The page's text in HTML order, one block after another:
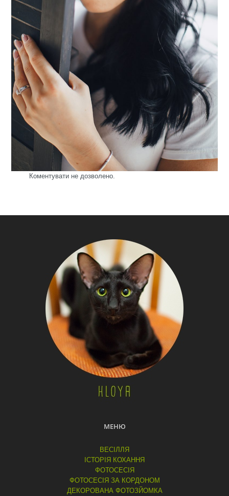
Коментувати не дозволено.
МЕНЮ
ВЕСІЛЛЯ
ІСТОРІЯ КОХАННЯ
ФОТОСЕСІЯ
ФОТОСЕСІЯ ЗА КОРДОНОМ
ДЕКОРОВАНА ФОТОЗЙОМКА